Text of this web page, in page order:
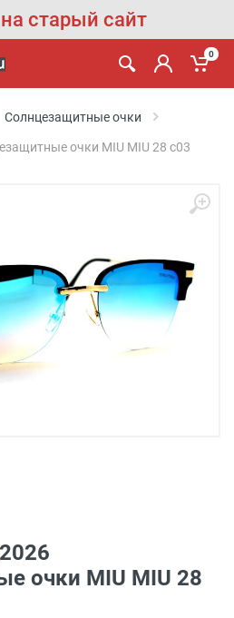
старый сайт
0
Солнцезащитные очки
очки MIU MIU 28 c03
очки MIU MIU 28